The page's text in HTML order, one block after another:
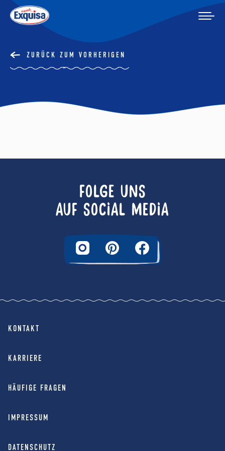
ZURÜCK ZUM VORHERIGEN
FOLGE UNS
AUF SOCIAL MEDIA
KONTAKT
KARRIERE
HÄUFIGE FRAGEN
IMPRESSUM
DATENSCHUTZ